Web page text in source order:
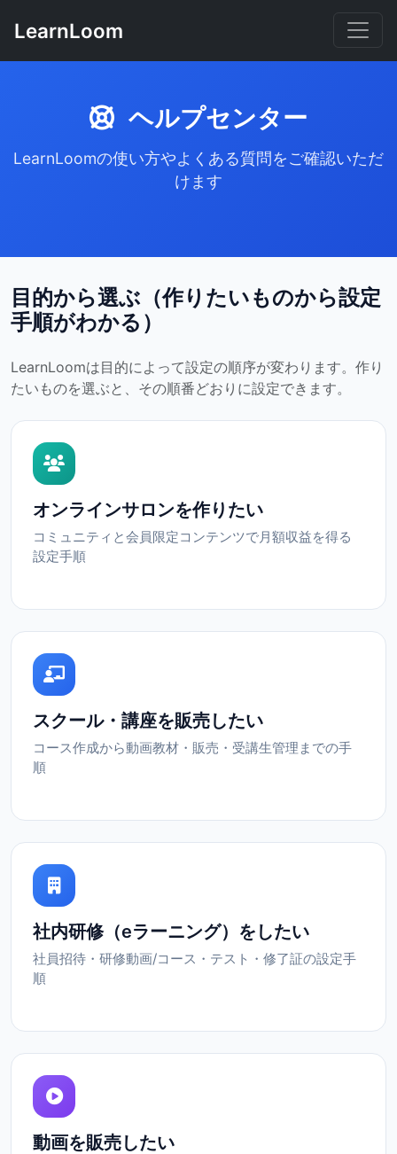
LearnLoom
ヘルプセンター
LearnLoomの使い方やよくある質問をご確認いただ
けます
目的から選ぶ（作りたいものから設定
手順がわかる）
LearnLoomは目的によって設定の順序が変わります。作り
たいものを選ぶと、その順番どおりに設定できます。
オンラインサロンを作りたい
コミュニティと会員限定コンテンツで月額収益を得る
設定手順
スクール・講座を販売したい
コース作成から動画教材・販売・受講生管理までの手
順
社内研修（eラーニング）をしたい
社員招待・研修動画/コース・テスト・修了証の設定手
順
動画を販売したい